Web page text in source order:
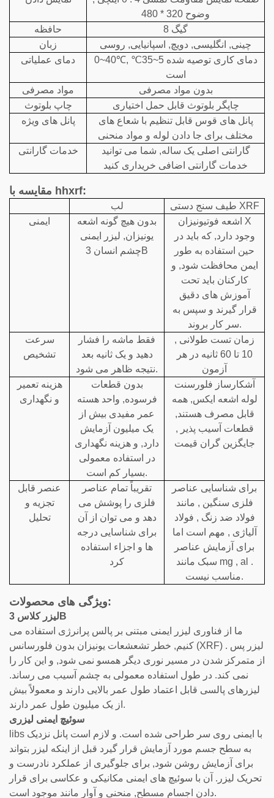
وضوح 320 * 480
حافظه
8 گیگ
زبان
چینی, انگلیسی, دویچ, اسپانیایی, روسی
دمای عملیاتی
0~40℃, دمای کاری توصیه شده 5~35℃
است
مواد مصرفی
بدون مواد مصرفی
چاپ بلوتوث
چاپگر بلوتوث قابل حمل اختیاری
پانل های ویژه
پانل های قوس قابل تنظیم با شعاع های
مختلف برای جا دادن لوله و مواد منحنی
خدمات گارانتی
گارانتی اصلی یک ساله, شما می توانید
خدمات گارانتی اضافی خریداری کنید
مقایسه با hhxrf:
لب
طیف سنج دستی XRF
ایمنی
بدون هیچ گونه اشعه
یونیزان, لیزر ایمنی
چشم انسان 3B
اشعه فوتیونیزان X
وجود دارد, که باید در
حین استفاده به طور
ایمن محافظت شود, و
کارکنان باید تحت
آموزش های دقیق
قرار گیرند و سپس به
سر کار بروند.
سرعت
تشخیص
فقط ماشه را فشار
دهید و یک ثانیه بعد
نتیجه ظاهر می شود.
زمان تست طولانی ,
10 تا 60 ثانیه در هر
آزمون
هزینه تعمیر
و نگهداری
بدون قطعات
فرسوده, واحد هسته
عمر مفیدی بیش از
یک میلیون آزمایش
دارد, و هزینه نگهداری
در استفاده معمولی
بسیار کم است.
آشکارساز فلورسنت
لوله اشعه ایکس, همه
قابل مصرف هستند,
قطعات آسیب پذیر ,
جایگزین گران قیمت
عنصر قابل
تجزیه و
تحلیل
تقریباً تمام عناصر
فلزی را پوشش می
دهد و می توان از آن
برای شناسایی درجه
ها و اجزاء استفاده
کرد
برای شناسایی عناصر
فلزی سنگین , مانند
فولاد ضد زنگ , فولاد
آلیاژی , مهم است اما
برای آزمایش عناصر
سبک مانند mg , al .
مناسب نیست.
ویژگی های محصولات:
لیزر کلاس 3B
ما از فناوری لیزر ایمنی مبتنی بر پالس پرانرژی استفاده می
کنیم, خطر تشعشعات یونیزان بدون فلورسانس (XRF) . لیزر پس
از متمرکز شدن در مسیر نوری دیگر همسو نمی شود, و این کار را
نمی کند. در طول استفاده معمولی به چشم آسیب می رساند.
لیزرهای پالسی قابل اعتماد طول عمر بالایی دارند و معمولاً بیش
از یک میلیون طول عمر دارند.
سوئیچ ایمنی لیزری
libs با ایمنی روی سر طراحی شده است. و لازم است پانل نزدیک
به سطح جسم مورد آزمایش قرار گیرد قبل از اینکه لیزر بتواند
برای آزمایش روشن شود, برای جلوگیری از عملکرد نادرست و
تحریک لیزر. آن با سوئیچ های ایمنی مکانیکی و عکاسی برای قرار
دادن اجسام مسطح, منحنی و آوار مانند موجود است.